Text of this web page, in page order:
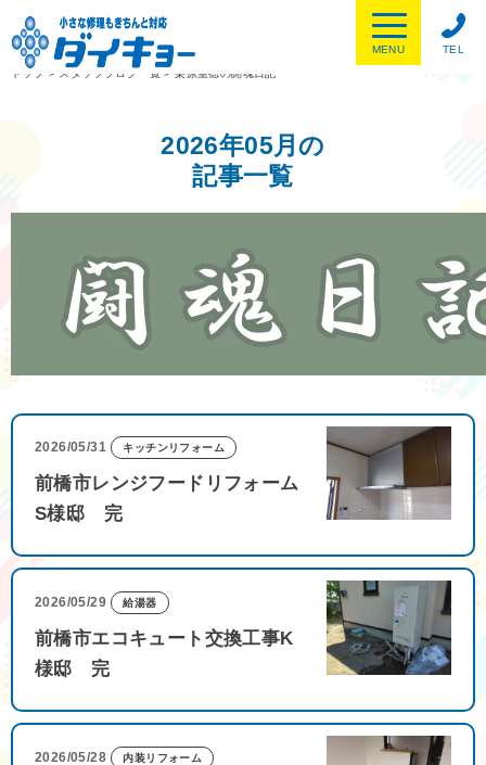
TEL
MENU
トップ
> スタッフブログ一覧 >栗原重徳の闘魂日記
2026年05月の
記事一覧
2026/05/31 キッチンリフォーム
前橋市レンジフードリフォーム
S様邸 完
2026/05/29 給湯器
前橋市エコキュート交換工事K
様邸 完
2026/05/28 内装リフォーム